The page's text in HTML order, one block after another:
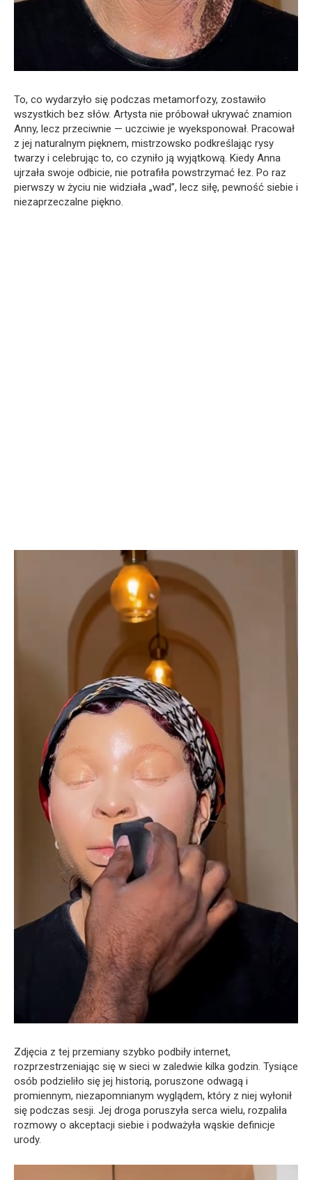
To, co wydarzyło się podczas metamorfozy, zostawiło
wszystkich bez słów. Artysta nie próbował ukrywać znamion
Anny, lecz przeciwnie — uczciwie je wyeksponował. Pracował
z jej naturalnym pięknem, mistrzowsko podkreślając rysy
twarzy i celebrując to, co czyniło ją wyjątkową. Kiedy Anna
ujrzała swoje odbicie, nie potrafiła powstrzymać łez. Po raz
pierwszy w życiu nie widziała „wad”, lecz siłę, pewność siebie i
niezaprzeczalne piękno.
Zdjęcia z tej przemiany szybko podbiły internet,
rozprzestrzeniając się w sieci w zaledwie kilka godzin. Tysiące
osób podzieliło się jej historią, poruszone odwagą i
promiennym, niezapomnianym wyglądem, który z niej wyłonił
się podczas sesji. Jej droga poruszyła serca wielu, rozpaliła
rozmowy o akceptacji siebie i podważyła wąskie definicje
urody.